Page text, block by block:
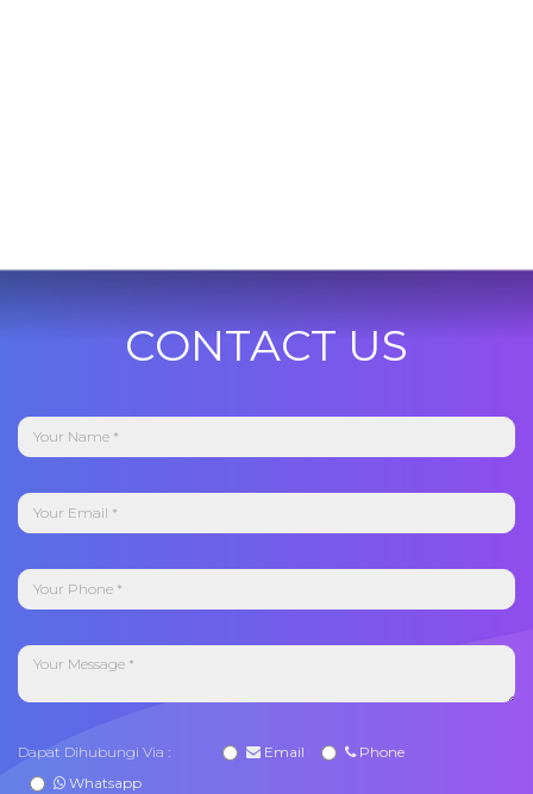
CONTACT US
Dapat Dihubungi Via : Email
Phone
Whatsapp